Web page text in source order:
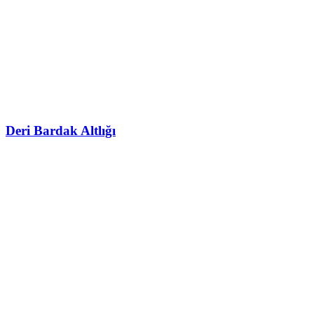
Deri Bardak Altlığı